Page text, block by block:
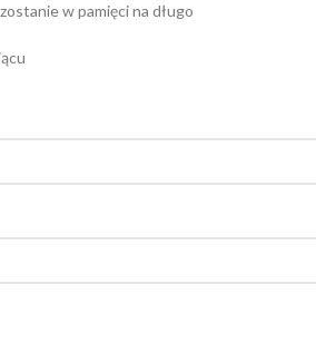
w pamięci na długo